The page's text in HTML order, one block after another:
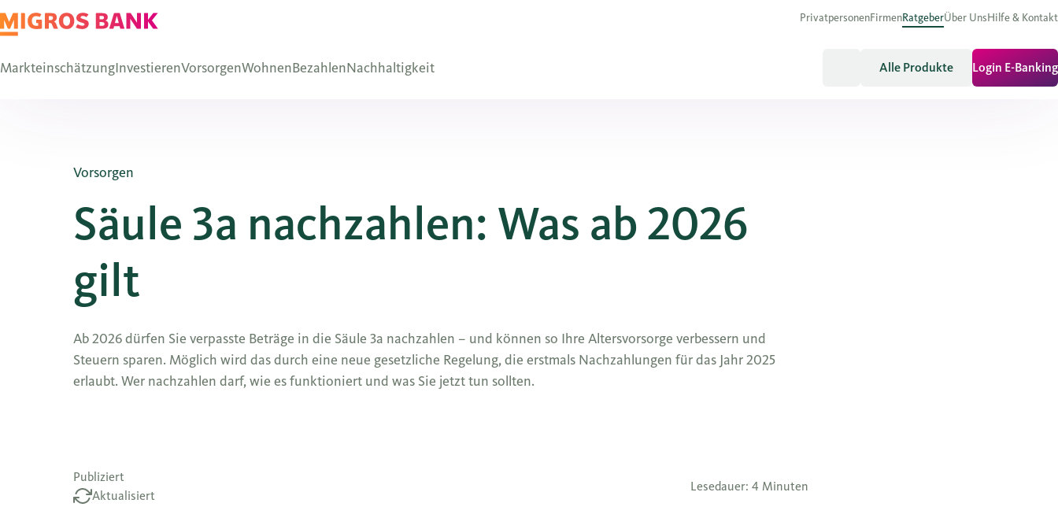
PrivatpersonenFirmenRatgeberÜber UnsHilfe & Kontakt
MarkteinschätzungInvestierenVorsorgenWohnenBezahlenNachhaltigkeit Alle Produkte Login E-Banking
Vorsorgen
Säule 3a nachzahlen: Was ab 2026
gilt
Ab 2026 dürfen Sie verpasste Beträge in die Säule 3a nachzahlen – und können so Ihre Altersvorsorge verbessern und
Steuern sparen. Möglich wird das durch eine neue gesetzliche Regelung, die erstmals Nachzahlungen für das Jahr 2025
erlaubt. Wer nachzahlen darf, wie es funktioniert und was Sie jetzt tun sollten.
Publiziert
Aktualisiert
Lesedauer: 4 Minuten